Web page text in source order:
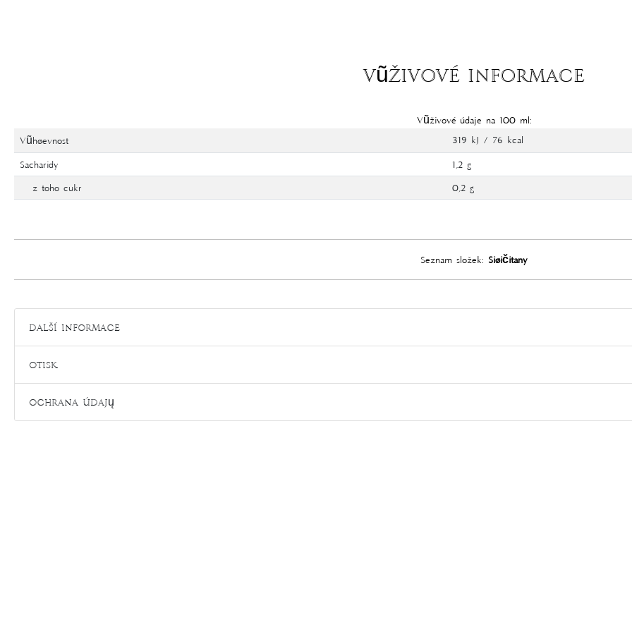
Vũživové informace
Vũživové údaje na 100 ml:
Vũhøevnost
319 kJ / 76 kcal
Sacharidy 1,2 g
z toho cukr 0,2 g
Seznam složek: Siøičitany
Další informace
Otisk
Ochrana údajų